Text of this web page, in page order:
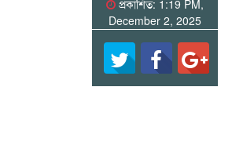
প্রকাশিত: 1:19 PM,
December 2, 2025